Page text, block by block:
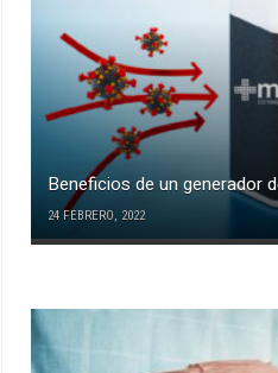
Beneficios de un generador
24 FEBRERO, 2022